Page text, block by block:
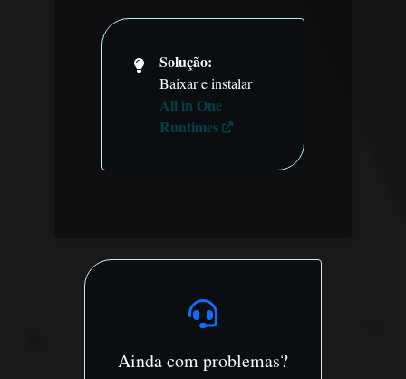
Solução:
Baixar e instalar
All in One
Runtimes
Ainda com problemas?